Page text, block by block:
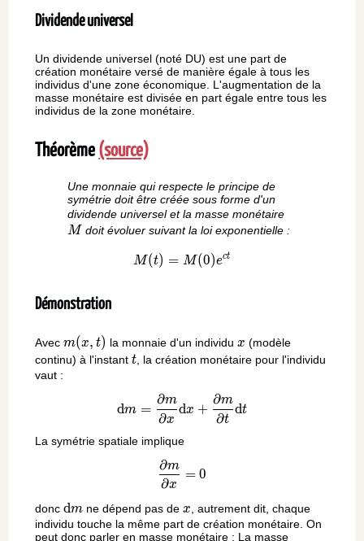
Dividende universel
Un dividende universel (noté DU) est une part de
création monétaire versé de manière égale à tous les
individus d'une zone économique. L'augmentation de la
masse monétaire est divisée en part égale entre tous les
individus de la zone monétaire.
Théorème(source)
Une monnaie qui respecte le principe de
symétrie doit être créée sous forme d'un
dividende universel et la masse monétaire
M doit évoluer suivant la loi exponentielle :
M(t) = M(0)e^{ct}
M(t) = M(0)ect
Démonstration
Avecm(x,t)
m(x, t) la monnaie d'un individux
x (modèle
continu) à l'instantt
t , la création monétaire pour l'individu
vaut :
\mathrm{d}m =
dm =
∂x
∂mdx +
∂t
∂mdt
La symétrie spatiale implique
\frac{\partial m}{\partial
∂x
∂m = 0
donc\mathrm{d}m
dm ne dépend pas dex
x , autrement dit, chaque
individu touche la même part de création monétaire. On
peut donc parler en masse monétaire : La masse